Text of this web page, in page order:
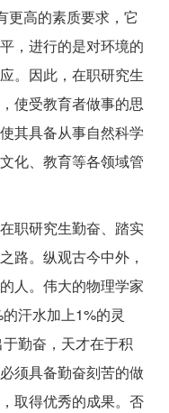
更高的素质要求，它
，进行的是对环境的
。因此，在职研究生
使受教育者做事的思
其具备从事自然科学
化、教育等各领域管
职研究生勤奋、踏实
路。纵观古今中外，
人。伟大的物理学家
汗水加上1%的灵
勤奋，天才在于积
须具备勤奋刻苦的做
取得优秀的成果。否